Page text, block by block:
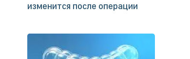
изменится после операции